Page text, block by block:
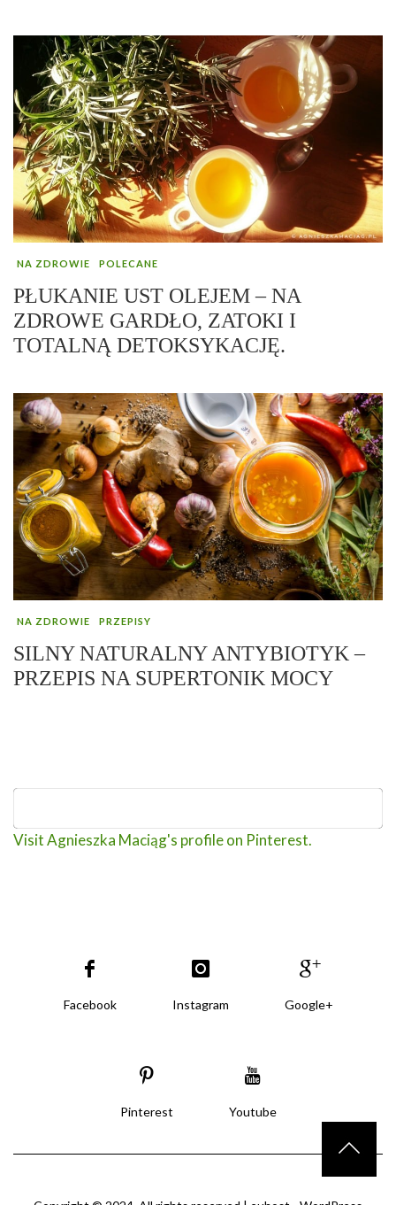
NA ZDROWIE POLECANE
PŁUKANIE UST OLEJEM – NA
ZDROWE GARDŁO, ZATOKI I
TOTALNĄ DETOKSYKACJĘ.
NA ZDROWIE PRZEPISY
SILNY NATURALNY ANTYBIOTYK –
PRZEPIS NA SUPERTONIK MOCY
Visit Agnieszka Maciąg's profile on Pinterest.
Facebook Instagram Google+
Pinterest Youtube